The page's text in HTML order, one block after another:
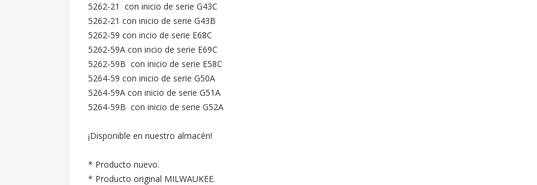
5262-21  con inicio de serie G43C
5262-21 con inicio de serie G43B
5262-59 con incio de serie E68C
5262-59A con incio de serie E69C
5262-59B  con inicio de serie E58C
5264-59 con inicio de serie G50A
5264-59A con inicio de serie G51A
5264-59B  con inicio de serie G52A
¡Disponible en nuestro almacén!
* Producto nuevo.
* Producto original MILWAUKEE.